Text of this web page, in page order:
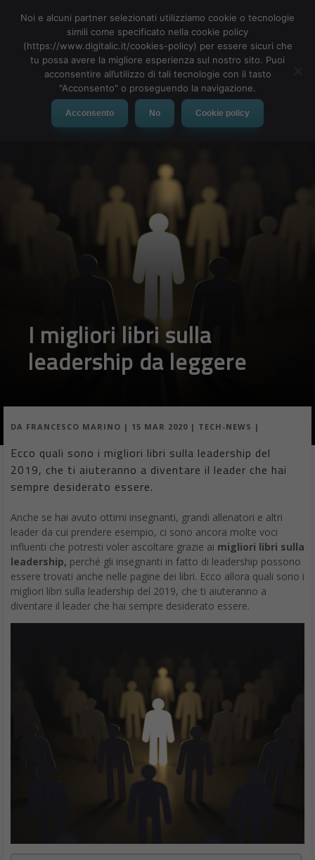
MENU
I migliori libri sulla
leadership da leggere
DA FRANCESCO MARINO | 15 MAR 2020 | TECH-NEWS |
Ecco quali sono i migliori libri sulla leadership del
2019, che ti aiuteranno a diventare il leader che hai
sempre desiderato essere.
Anche se hai avuto ottimi insegnanti, grandi allenatori e altri
leader da cui prendere esempio, ci sono ancora molte voci
influenti che potresti voler ascoltare grazie ai migliori libri sulla
leadership, perché gli insegnanti in fatto di leadership possono
essere trovati anche nelle pagine dei libri. Ecco allora quali sono i
migliori libri sulla leadership del 2019, che ti aiuteranno a
diventare il leader che hai sempre desiderato essere.
Noi e alcuni partner selezionati utilizziamo cookie o tecnologie
simili come specificato nella cookie policy
(https://www.digitalic.it/cookies-policy) per essere sicuri che
tu possa avere la migliore esperienza sul nostro sito. Puoi
acconsentire all’utilizzo di tali tecnologie con il tasto
"Acconsento" o proseguendo la navigazione.
Acconsento No Cookie policy